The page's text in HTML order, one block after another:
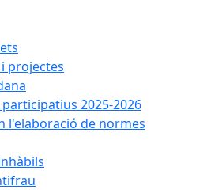
projectes
2025-2026
l'elaboració de normes